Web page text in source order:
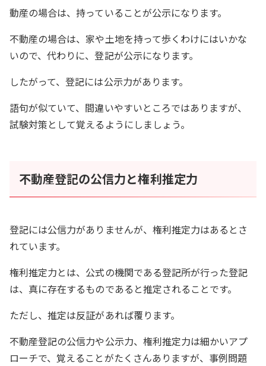
動産の場合は、持っていることが公示になります。
不動産の場合は、家や土地を持って歩くわけにはいかな
いので、代わりに、登記が公示になります。
したがって、登記には公示力があります。
語句が似ていて、間違いやすいところではありますが、
試験対策として覚えるようにしましょう。
不動産登記の公信力と権利推定力
登記には公信力がありませんが、権利推定力はあるとさ
れています。
権利推定力とは、公式の機関である登記所が行った登記
は、真に存在するものであると推定されることです。
ただし、推定は反証があれば覆ります。
不動産登記の公信力や公示力、権利推定力は細かいアプ
ローチで、覚えることがたくさんありますが、事例問題